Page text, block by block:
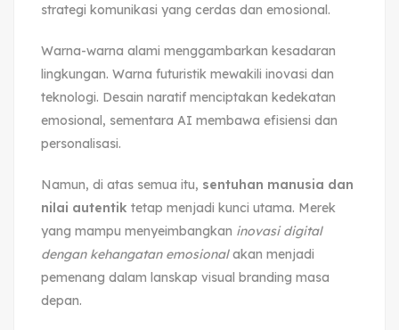
strategi komunikasi yang cerdas dan emosional.
Warna-warna alami menggambarkan kesadaran
lingkungan. Warna futuristik mewakili inovasi dan
teknologi. Desain naratif menciptakan kedekatan
emosional, sementara AI membawa efisiensi dan
personalisasi.
Namun, di atas semua itu, sentuhan manusia dan
nilai autentik tetap menjadi kunci utama. Merek
yang mampu menyeimbangkan inovasi digital
dengan kehangatan emosionalakan menjadi
pemenang dalam lanskap visual branding masa
depan.